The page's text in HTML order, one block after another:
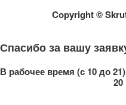
Copyright©
Спасибо за вашу
В рабочее время (с 10 до
20